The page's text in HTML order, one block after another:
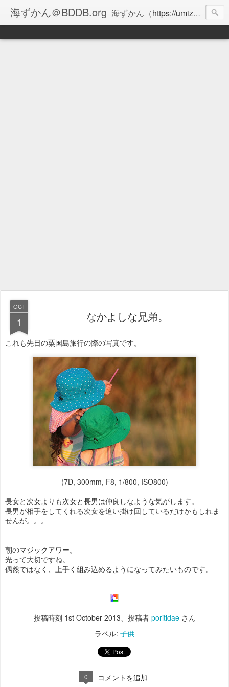
海ずかん＠BDDB.org 海ずかん（https://umizukan.com
OCT
1 なかよしな兄弟。
これも先日の粟国島旅行の際の写真です。
(7D, 300mm, F8, 1/800, ISO800)
長女と次女よりも次女と長男は仲良しなような気がします。
長男が相手をしてくれる次女を追い掛け回しているだけかもしれま
せんが。。。
朝のマジックアワー。
光って大切ですね。
偶然ではなく、上手く組み込めるようになってみたいものです。
投稿時刻 1st October 2013、投稿者 poritidaeさん
ラベル: 子供
0 コメントを追加